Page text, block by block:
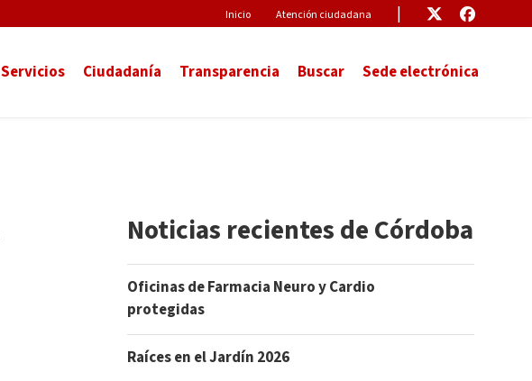
Pre-Header
Inicio Atención ciudadana EnlaceEnlace
Servicios Ciudadanía Transparencia Buscar Sede electrónica
Noticias recientes de Córdoba
Oficinas de Farmacia Neuro y Cardio
protegidas
Raíces en el Jardín 2026